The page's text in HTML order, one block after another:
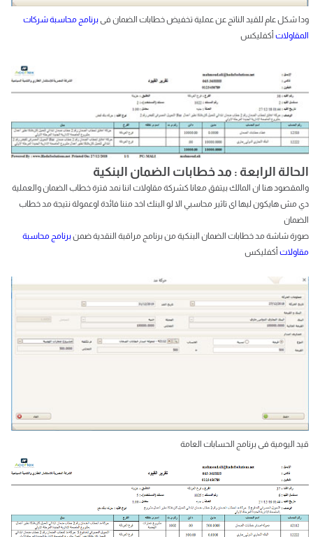
ودا شكل عام للقيد الناتج عن عملية تخفيض خطابات الضمان فىبرنامج محاسبة شركات
المقاولات أكفليكس
الحالة الرابعة : مد خطابات الضمان البنكية
والمقصود هنا ان المالك بيتفق معانا كشركة مقاولات اننا نمد فترة خطاب الضمان والعملية
دي مش هايكون ليها اى تاثير محاسبي الا لو البنك اخد مننا فائدة اوعمولة نتيجة مد خطاب
الضمان
صورة شاشة مد خطابات الضمان البنكية من برنامج مراقبة النقدية ضمنبرنامج محاسبة
مقاولات أكفليكس
قيد اليومية فى برنامج الحسابات العامة